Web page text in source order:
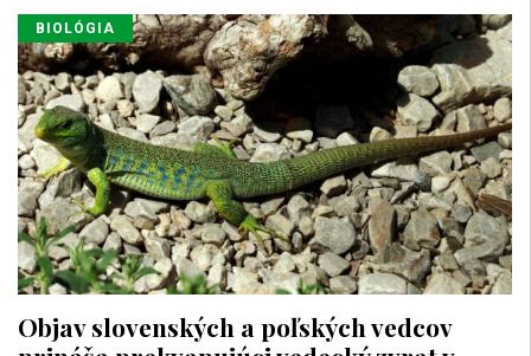
BIOLÓGIA
Objav slovenských a poľských vedcov